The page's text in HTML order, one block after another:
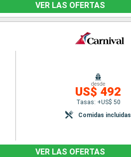
VER LAS OFERTAS
desde
US$ 492
Tasas: +US$ 50
Comidas incluidas
VER LAS OFERTAS